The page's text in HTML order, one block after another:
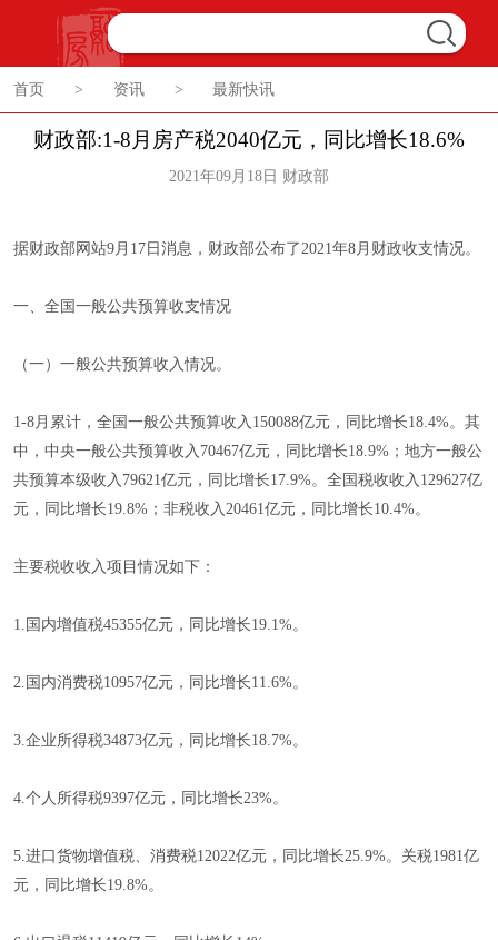
首页 > 资讯 > 最新快讯
财政部:1-8月房产税2040亿元，同比增长18.6%
2021年09月18日 财政部
据财政部网站9月17日消息，财政部公布了2021年8月财政收支情况。
一、全国一般公共预算收支情况
（一）一般公共预算收入情况。
1-8月累计，全国一般公共预算收入150088亿元，同比增长18.4%。其
中，中央一般公共预算收入70467亿元，同比增长18.9%；地方一般公
共预算本级收入79621亿元，同比增长17.9%。全国税收收入129627亿
元，同比增长19.8%；非税收入20461亿元，同比增长10.4%。
主要税收收入项目情况如下：
1.国内增值税45355亿元，同比增长19.1%。
2.国内消费税10957亿元，同比增长11.6%。
3.企业所得税34873亿元，同比增长18.7%。
4.个人所得税9397亿元，同比增长23%。
5.进口货物增值税、消费税12022亿元，同比增长25.9%。关税1981亿
元，同比增长19.8%。